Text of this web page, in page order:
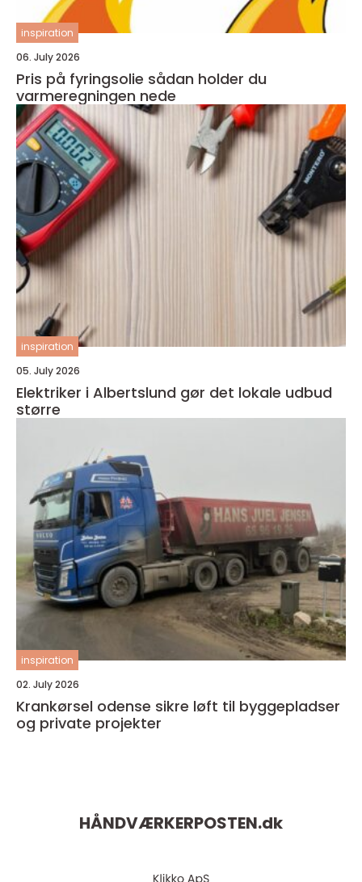
inspiration
06. July 2026
Pris på fyringsolie sådan holder du
varmeregningen nede
inspiration
05. July 2026
Elektriker i Albertslund gør det lokale udbud
større
inspiration
02. July 2026
Krankørsel odense sikre løft til byggepladser
og private projekter
HÅNDVÆRKERPOSTEN.dk